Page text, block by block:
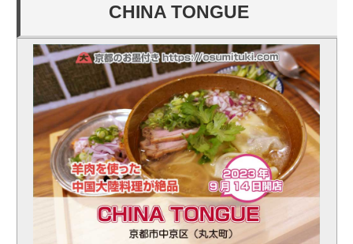
CHINA TONGUE